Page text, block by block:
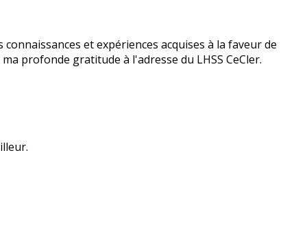
et expériences acquises à la faveur de
profonde gratitude à l'adresse du LHSS CeCler.